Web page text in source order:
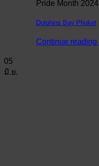
Pride Month 2024
Dolphins Bay Phuket
Continue reading
05
มิ.ย.